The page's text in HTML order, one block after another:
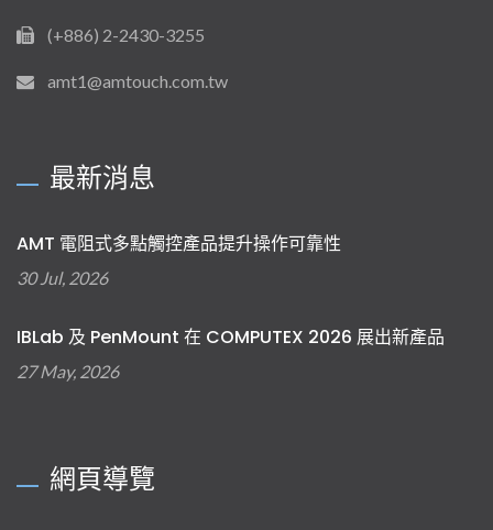
(+886) 2-2430-3255
amt1@amtouch.com.tw
最新消息
AMT 電阻式多點觸控產品提升操作可靠性
30 Jul, 2026
IBLab 及 PenMount 在 COMPUTEX 2026 展出新產品
27 May, 2026
網頁導覽